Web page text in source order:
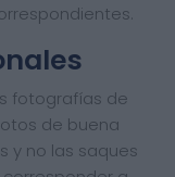
fotografías de
de buena
y no las saques